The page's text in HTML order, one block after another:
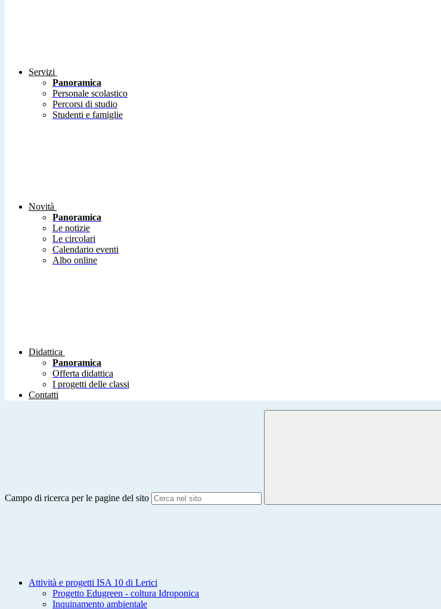
Servizi
Panoramica
Personale scolastico
Percorsi di studio
Studenti e famiglie
Novità
Panoramica
Le notizie
Le circolari
Calendario eventi
Albo online
Didattica
Panoramica
Offerta didattica
I progetti delle classi
Contatti
Campo di ricerca per le pagine del sito
Attività e progetti ISA 10 di Lerici
Progetto Edugreen - coltura Idroponica
Inquinamento ambientale